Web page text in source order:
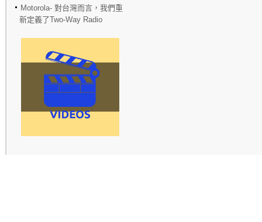
Motorola- 對台灣而言，我們重
新定義了Two-Way Radio